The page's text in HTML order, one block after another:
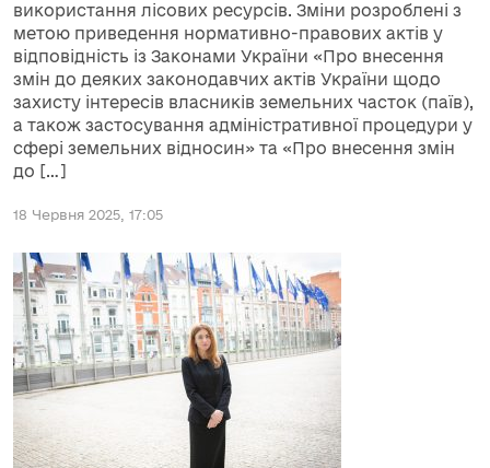
використання лісових ресурсів. Зміни розроблені з
метою приведення нормативно-правових актів у
відповідність із Законами України «Про внесення
змін до деяких законодавчих актів України щодо
захисту інтересів власників земельних часток (паїв),
а також застосування адміністративної процедури у
сфері земельних відносин» та «Про внесення змін
до […]
18 Червня 2025, 17:05